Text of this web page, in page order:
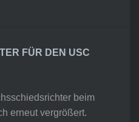
FÜR DEN USC
beim
erneut vergrößert.